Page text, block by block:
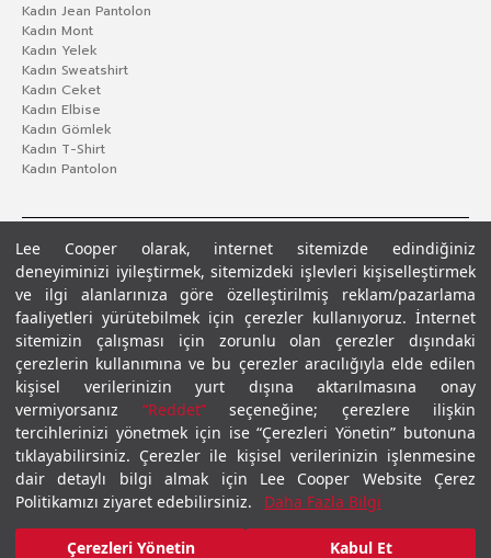
Lee Cooper olarak, internet sitemizde edindiğiniz
deneyiminizi iyileştirmek, sitemizdeki işlevleri kişiselleştirmek
ve ilgi alanlarınıza göre özelleştirilmiş reklam/pazarlama
faaliyetleri yürütebilmek için çerezler kullanıyoruz. İnternet
sitemizin çalışması için zorunlu olan çerezler dışındaki
çerezlerin kullanımına ve bu çerezler aracılığıyla elde edilen
kişisel verilerinizin yurt dışına aktarılmasına onay
vermiyorsanız “Reddet”seçeneğine; çerezlere ilişkin
tercihlerinizi yönetmek için ise “Çerezleri Yönetin” butonuna
tıklayabilirsiniz. Çerezler ile kişisel verilerinizin işlenmesine
dair detaylı bilgi almak için Lee Cooper Website Çerez
Politikamızı ziyaret edebilirsiniz.
Daha Fazla Bilgi
Çerezleri Yönetin Kabul Et
Kadın Jean Pantolon
Kadın Mont
Kadın Yelek
Kadın Sweatshirt
Kadın Ceket
Kadın Elbise
Kadın Gömlek
Kadın T-Shirt
Kadın Pantolon
Gizlilik PolitikasıÇerez Politikası KVKK Aydınlatma MetniŞartlar ve Koşullar
© 2026 Leecooper - Tüm Hakları Saklıdır.